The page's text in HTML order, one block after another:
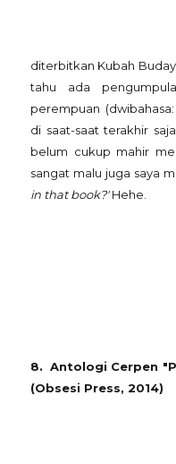
diterbitkan Kubah
tahu ada
perempuan
di saat-saat terakhir
belum cukup mahir
sangat malu juga saya
in that book?'Hehe.
8. Antologi Cerpen
(Obsesi Press, 2014)